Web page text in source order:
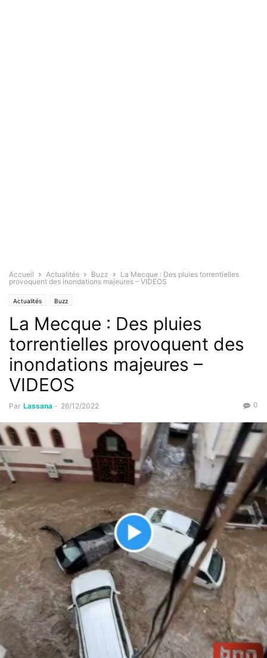
Accueil Actualités Buzz
La Mecque : Des pluies torrentielles
provoquent des inondations majeures – VIDEOS
Actualités Buzz
La Mecque : Des pluies
torrentielles provoquent des
inondations majeures –
VIDEOS
Par Lassana - 26/12/2022 0